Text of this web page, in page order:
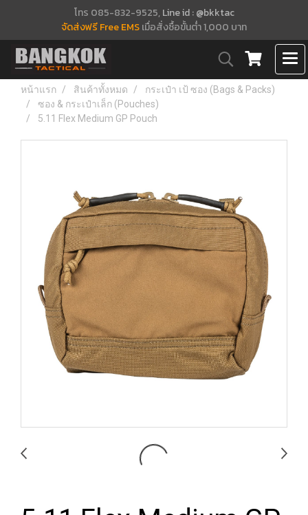
โทร 085-832-9525, Line id : @bkktac
จัดส่งฟรี Free EMSเมื่อสั่งซื้อขั้นต่ำ 1,000 บาท
หน้าแรก สินค้าทั้งหมด
กระเป๋า เป้ ซอง (Bags & Packs)
ซอง & กระเป๋าเล็ก (Pouches)
5.11 Flex Medium GP Pouch